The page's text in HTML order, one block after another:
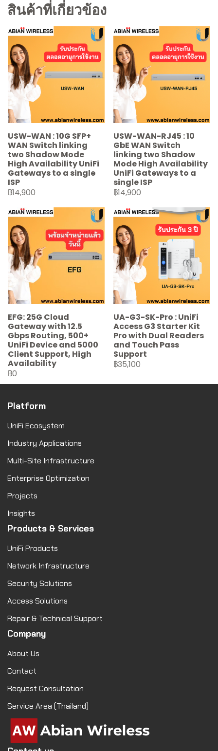
สินค้าที่เกี่ยวข้อง
USW-WAN : 10G SFP+
WAN Switch linking
two Shadow Mode
High Availability UniFi
Gateways to a single
ISP
฿14,900
USW-WAN-RJ45 : 10
GbE WAN Switch
linking two Shadow
Mode High Availability
UniFi Gateways to a
single ISP
฿14,900
EFG: 25G Cloud
Gateway with 12.5
Gbps Routing, 500+
UniFi Device and 5000
Client Support, High
Availability
฿0
UA-G3-SK-Pro : UniFi
Access G3 Starter Kit
Pro with Dual Readers
and Touch Pass
Support
฿35,100
Platform
UniFi Ecosystem
Industry Applications
Multi-Site Infrastructure
Enterprise Optimization
Projects
Insights
Products & Services
UniFi Products
Network Infrastructure
Security Solutions
Access Solutions
Repair & Technical Support
Company
About Us
Contact
Request Consultation
Service Area (Thailand)